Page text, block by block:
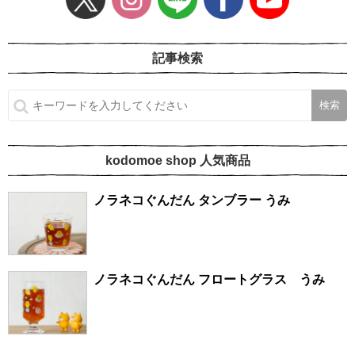
記事検索
kodomoe shop 人気商品
ノラネコぐんだん タンブラー うみ
ノラネコぐんだん フロートグラス うみ